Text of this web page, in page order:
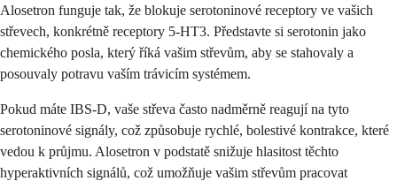
Alosetron funguje tak, že blokuje serotoninové receptory ve vašich
střevech, konkrétně receptory 5-HT3. Představte si serotonin jako
chemického posla, který říká vašim střevům, aby se stahovaly a
posouvaly potravu vaším trávicím systémem.
Pokud máte IBS-D, vaše střeva často nadměrně reagují na tyto
serotoninové signály, což způsobuje rychlé, bolestivé kontrakce, které
vedou k průjmu. Alosetron v podstatě snižuje hlasitost těchto
hyperaktivních signálů, což umožňuje vašim střevům pracovat